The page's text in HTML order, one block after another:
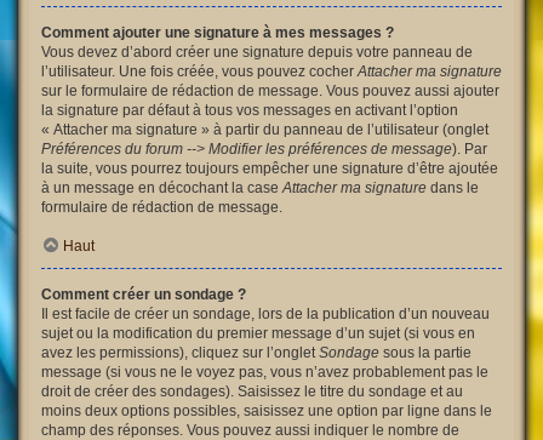
Comment ajouter une signature à mes messages ?
Vous devez d’abord créer une signature depuis votre panneau de
l’utilisateur. Une fois créée, vous pouvez cocherAttacher ma signature
sur le formulaire de rédaction de message. Vous pouvez aussi ajouter
la signature par défaut à tous vos messages en activant l’option
« Attacher ma signature » à partir du panneau de l’utilisateur (onglet
Préférences du forum --> Modifier les préférences de message). Par
la suite, vous pourrez toujours empêcher une signature d’être ajoutée
à un message en décochant la caseAttacher ma signature dans le
formulaire de rédaction de message.
Haut
Comment créer un sondage ?
Il est facile de créer un sondage, lors de la publication d’un nouveau
sujet ou la modification du premier message d’un sujet (si vous en
avez les permissions), cliquez sur l’ongletSondage sous la partie
message (si vous ne le voyez pas, vous n’avez probablement pas le
droit de créer des sondages). Saisissez le titre du sondage et au
moins deux options possibles, saisissez une option par ligne dans le
champ des réponses. Vous pouvez aussi indiquer le nombre de